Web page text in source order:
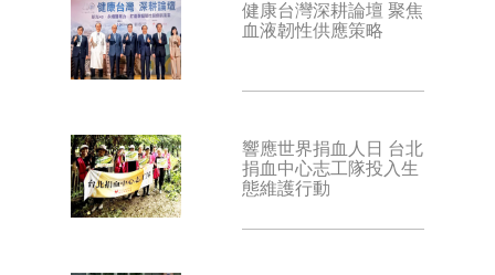
健康台灣深耕論壇 聚焦
血液韌性供應策略
響應世界捐血人日 台北
捐血中心志工隊投入生
態維護行動